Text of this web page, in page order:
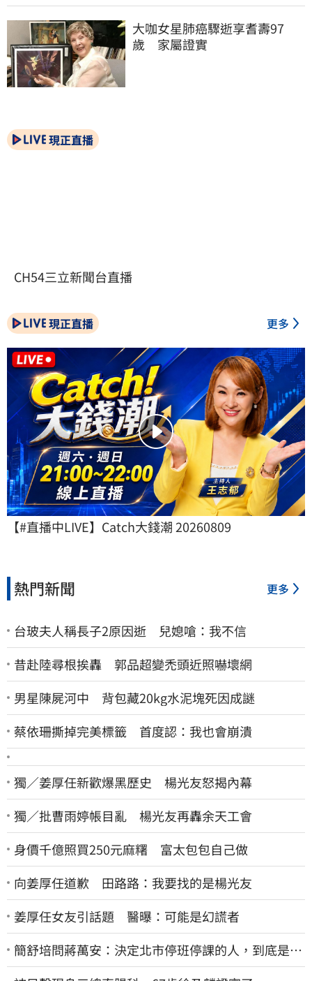
大咖女星肺癌驟逝享耆壽97
歲　家屬證實
現正直播
CH54三立新聞台直播
現正直播 更多
【#直播中LIVE】Catch大錢潮 20260809
熱門新聞 更多
台玻夫人稱長子2原因逝 兒媳嗆：我不信
昔赴陸尋根挨轟 郭品超變禿頭近照嚇壞網
男星陳屍河中 背包藏20kg水泥塊死因成謎
蔡依珊撕掉完美標籤 首度認：我也會崩潰
獨／姜厚任新歡爆黑歷史 楊光友怒揭內幕
獨／批曹雨婷帳目亂 楊光友再轟余天工會
身價千億照買250元麻糬 富太包包自己做
向姜厚任道歉 田路路：我要找的是楊光友
姜厚任女友引話題 醫曝：可能是幻謊者
簡舒培問蔣萬安：決定北市停班停課的人，到底是台
北市長，還是氣象署？